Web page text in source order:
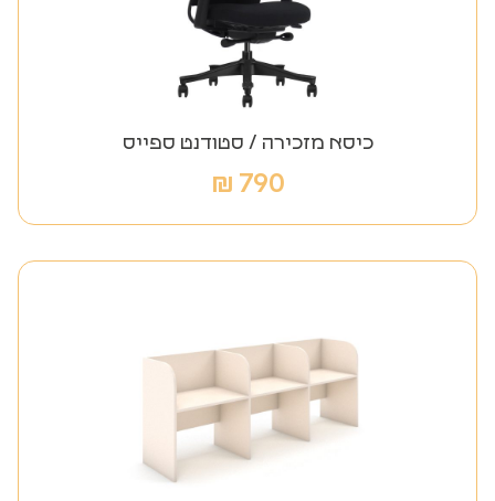
כיסא מזכירה / סטודנט ספייס
790
₪